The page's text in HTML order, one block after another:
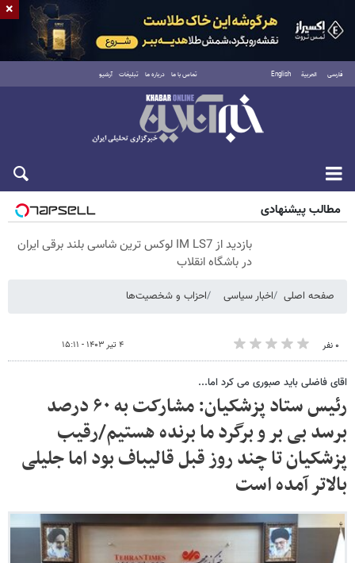
فارسی العربية English تماس با ما درباره ما تبلیغات آرشیو
پنجشنبه ۱۵ مرداد ۱۴۰۵
مطالب پیشنهادی
بازدید از IM LS7 لوکس ترین شاسی بلند برقی ایران
در باشگاه انقلاب
صفحه اصلی اخبار سیاسی احزاب و شخصیت‌ها
۰ نفر ۴ تیر ۱۴۰۳ - ۱۵:۱۱
اقای فاضلی باید صبوری می کرد اما...
رئیس ستاد پزشکیان: مشارکت به ۶۰ درصد
برسد بی بر و برگرد ما برنده هستیم/رقیب
پزشکیان تا چند روز قبل قالیباف بود اما جلیلی
بالاتر آمده است
×